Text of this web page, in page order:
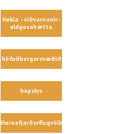
Hekla - viðvarnanir-
eldgosahætta
höfuðborgarsvæðið
hópslys
Hornafjarðarflugvöllur